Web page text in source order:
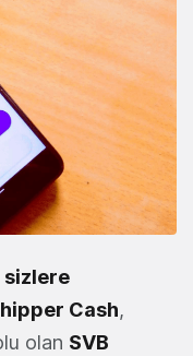
sizlere
Cash,
olan SVB